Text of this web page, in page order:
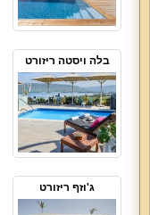
בלה ויסטה ריזורט
ג'וזף ריזורט